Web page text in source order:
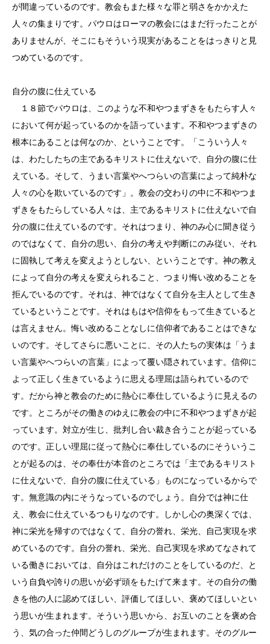
が間違っているのです。教会もまた様々な罪と弱さをかかえた
人々の集まりです。パウロはローマの教会にはまだ行ったことが
ありませんが、そこにもそういう現実があることをはっきりと見
つめているのです。
自分の腹に仕えている
１８節でパウロは、このような不和やつまずきをもたらす人々
において何が起っているのかを語っています。不和やつまずきの
根本にあることは何なのか、ということです。「こういう人々
は、わたしたちの主であるキリストに仕えないで、自分の腹に仕
えている。そして、うまい言葉やへつらいの言葉によって純朴な
人々の心を欺いているのです」。教会の交わりの中に不和やつま
ずきをもたらしている人々は、主であるキリストに仕えないで自
分の腹に仕えているのです。それはつまり、神のみ心に聞き従う
のではなくて、自分の思い、自分の考えや判断にのみ従い、それ
に固執して考えを変えようとしない、ということです。神の教え
によって自分の考えを変えられること、つまり悔い改めることを
拒んでいるのです。それは、神ではなくて自分を主人として生き
ているということです。それはもはや信仰をもって生きていると
は言えません。悔い改めることなしに信仰者であることはできな
いのです。そしてさらに悪いことに、その人たちの実体は「うま
い言葉やへつらいの言葉」によって覆い隠されています。信仰に
よって正しく生きているように思える理屈は語られているので
す。だから神と教会のために熱心に奉仕しているように見えるの
です。ところがその働きのゆえに教会の中に不和やつまずきが起
っています。対立が生じ、批判し合い裁き合うことが起っている
のです。正しい理屈に従って熱心に奉仕しているのにそういうこ
とが起るのは、その奉仕が本音のところでは「主であるキリスト
に仕えないで、自分の腹に仕えている」ものになっているからで
す。無意識の内にそうなっているのでしょう。自分では神に仕
え、教会に仕えているつもりなのです。しかし心の奥深くでは、
神に栄光を帰すのではなくて、自分の誉れ、栄光、自己実現を求
めているのです。自分の誉れ、栄光、自己実現を求めてなされて
いる働きにおいては、自分はこれだけのことをしているのだ、と
いう自負や誇りの思いが必ず頭をもたげて来ます。その自分の働
きを他の人に認めてほしい、評価してほしい、褒めてほしいとい
う思いが生まれます。そういう思いから、お互いのことを褒め合
う、気の合った仲間どうしのグループが生まれます。そのグルー